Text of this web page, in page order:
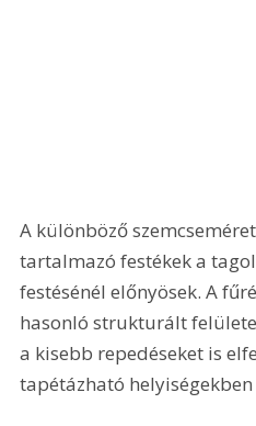
A különböző
tartalmazó festékek a
festésénél előnyösek. A
hasonló strukturált
a kisebb repedéseket is
tapétázható